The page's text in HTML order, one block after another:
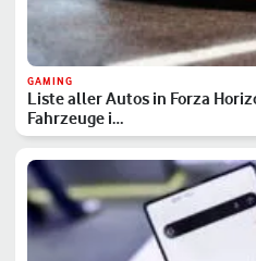
GAMING
Liste aller Autos in Forza
Fahrzeuge i…